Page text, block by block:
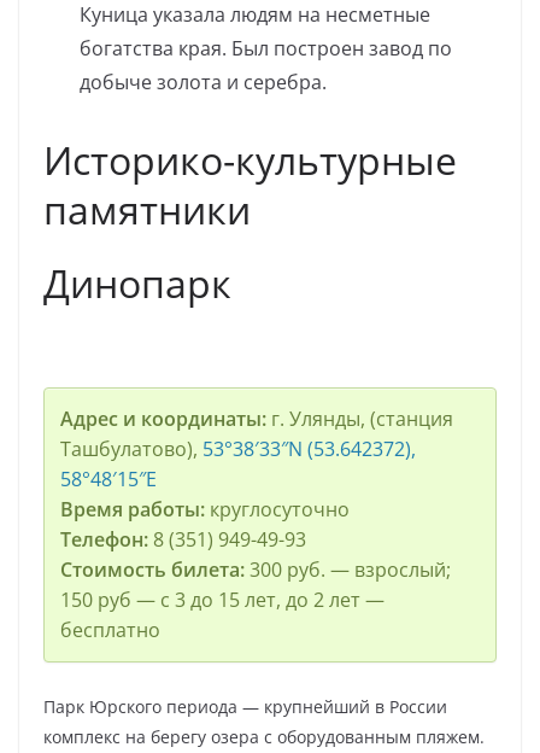
Куница указала людям на несметные
богатства края. Был построен завод по
добыче золота и серебра.
Историко-культурные
памятники
Динопарк
Адрес и координаты:г. Улянды, (станция
Ташбулатово), 53°38′33″N (53.642372),
58°48′15″E
Время работы:круглосуточно
Телефон:8 (351) 949-49-93
Стоимость билета:300 руб. — взрослый;
150 руб — с 3 до 15 лет, до 2 лет —
бесплатно
Парк Юрского периода — крупнейший в России
комплекс на берегу озера с оборудованным пляжем.